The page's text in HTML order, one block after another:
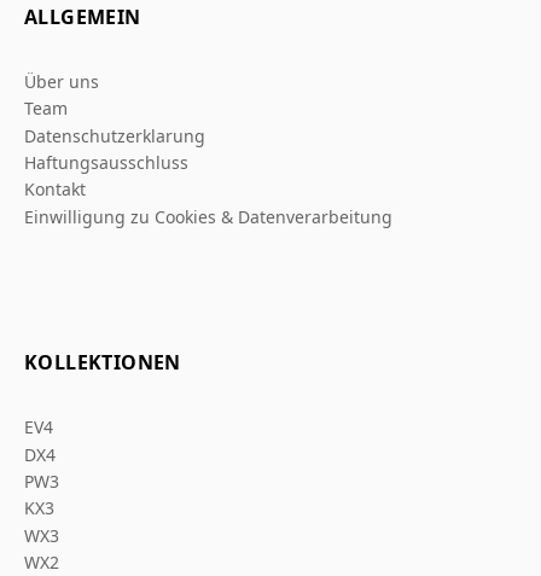
ALLGEMEIN
Über uns
Team
Datenschutzerklarung
Haftungsausschluss
Kontakt
Einwilligung zu Cookies & Datenverarbeitung
KOLLEKTIONEN
EV4
DX4
PW3
KX3
WX3
WX2